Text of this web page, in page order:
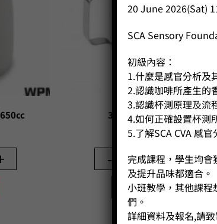
300cc 平口拉花缸
Price: HK$80.00
- +
BUY NOW
20 June 2026(Sat)
SCA Sensory
初級內容：
1.什麼是感官分析及
2.認識咖啡所產生的
3.認識杯測原理及流
4.如何正確設置杯測
5.了解SCA CVA 感
完成課程，學生均會
及提升品味都適合。
小班教學，其他課
們。
詳細資料及報名,請